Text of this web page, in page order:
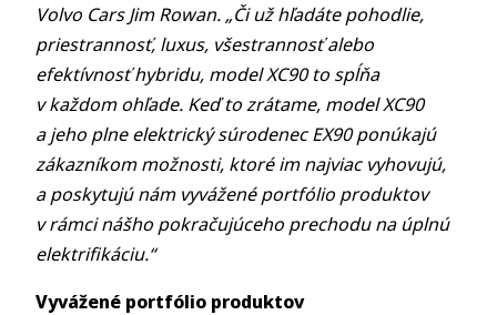
Volvo Cars Jim Rowan. „Či už hľadáte pohodlie,
priestrannosť, luxus, všestrannosť alebo
efektívnosť hybridu, model XC90 to spĺňa
v každom ohľade. Keď to zrátame, model XC90
a jeho plne elektrický súrodenec EX90 ponúkajú
zákazníkom možnosti, ktoré im najviac vyhovujú,
a poskytujú nám vyvážené portfólio produktov
v rámci nášho pokračujúceho prechodu na úplnú
elektrifikáciu.“
Vyvážené portfólio produktov